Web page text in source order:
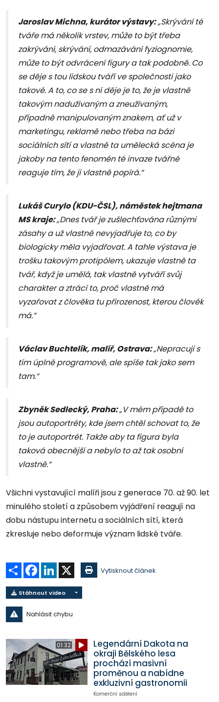
Jaroslav Michna, kurátor výstavy:„Skrývání té
tváře má několik vrstev, může to být třeba
zakrývání, skrývání, odmazávání fyziognomie,
může to být odvrácení figury a tak podobně. Co
se děje s tou lidskou tváří ve společnosti jako
takové. A to, co se s ní děje je to, že je vlastně
takovým nadužívaným a zneužívaným,
případně manipulovaným znakem, ať už v
marketingu, reklamě nebo třeba na bázi
sociálních sítí a vlastně ta umělecká scéna je
jakoby na tento fenomén té invaze tvářné
reaguje tím, že ji vlastně popírá.“
Lukáš Curylo (KDU-ČSL), náměstek hejtmana
MS kraje:„Dnes tvář je zušlechťována různými
zásahy a už vlastně nevyjadřuje to, co by
biologicky měla vyjadřovat. A tahle výstava je
trošku takovým protipólem, ukazuje vlastně ta
tvář, když je umělá, tak vlastně vytváří svůj
charakter a ztrácí to, proč vlastně má
vyzařovat z člověka tu přirozenost, kterou člověk
má.“
Václav Buchtelík, malíř, Ostrava:„Nepracuji s
tím úplně programově, ale spíše tak jako sem
tam.“
Zbyněk Sedlecký, Praha:„V mém případě to
jsou autoportréty, kde jsem chtěl schovat to, že
to je autoportrét. Takže aby ta figura byla
taková obecnější a nebylo to až tak osobní
vlastně.“
Všichni vystavující malíři jsou z generace 70. až 90. let
minulého století a způsobem vyjádření reagují na
dobu nástupu internetu a sociálních sítí, která
zkresluje nebo deformuje význam lidské tváře.
Sdílet Facebook
LinkedIn Vytisknout článek
Stáhnout video
Nahlásit chybu
01:32
Legendární Dakota na
okraji Bělského lesa
prochází masivní
proměnou a nabídne
exkluzivní gastronomii
Komerční sdělení